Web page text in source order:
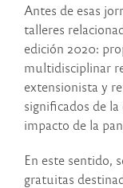
Antes de esas
talleres
edición 2020:
multidisciplinar
extensionista y
significados de
impacto de la
En este sentido,
gratuitas